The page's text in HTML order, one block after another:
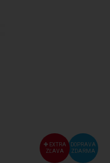
DOPRAVA
ZDARMA
EXTRA
ZĽAVA